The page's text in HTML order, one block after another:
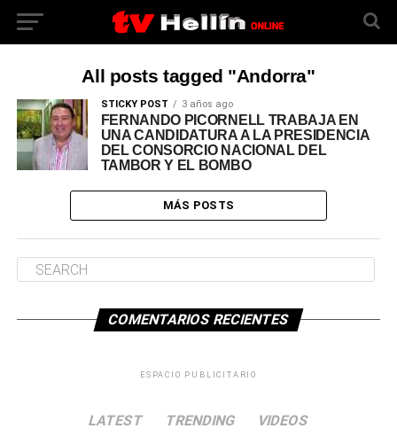
All posts tagged "Andorra"
STICKY POST 3 años ago
FERNANDO PICORNELL TRABAJA EN
UNA CANDIDATURA A LA PRESIDENCIA
DEL CONSORCIO NACIONAL DEL
TAMBOR Y EL BOMBO
MÁS POSTS
COMENTARIOS RECIENTES
ESPACIO PUBLICITARIO
LATEST TRENDING VIDEOS